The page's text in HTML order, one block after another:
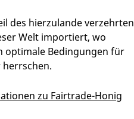
des hierzulande verzehrten
Welt importiert, wo
optimale Bedingungen für
herrschen.
zu Fairtrade-Honig